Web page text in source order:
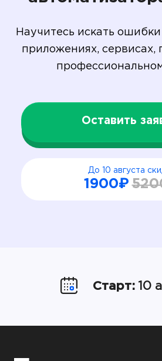
Научитесь искать
приложениях, сервисах,
Оставить
До 10 августа
1900₽
Старт: 10